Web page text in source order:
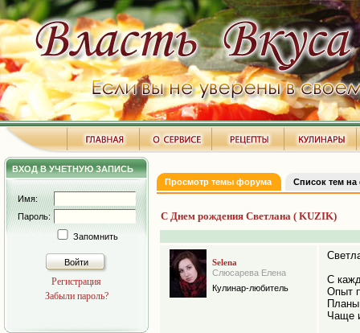
ВХОД В УЧЕТНУЮ ЗАПИСЬ
Имя:
Пароль:
Запомнить
Войти
Регистрация
Забыли пароль?
Просмотр темы форума Список тем
С Днем рождения Светлана ( KUZIK)
Selena
Слюсарева Елена
Кулинар-любитель
С
Опыт
Чаще